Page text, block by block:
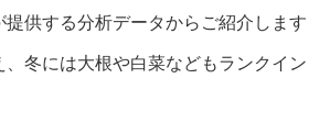
提供する分析データからご紹介します
、冬には大根や白菜などもランクイン